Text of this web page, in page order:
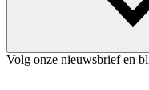
Volg onze nieuwsbrief en